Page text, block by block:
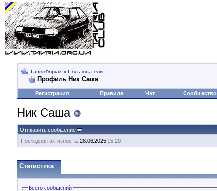
ТавроФорум > Пользователи
Профиль Ник Саша
Регистрация Правила Чат Сообщество
Ник Саша
Отправить сообщение
Последняя активность: 28.06.2025 15:20
Статистика
Всего сообщений